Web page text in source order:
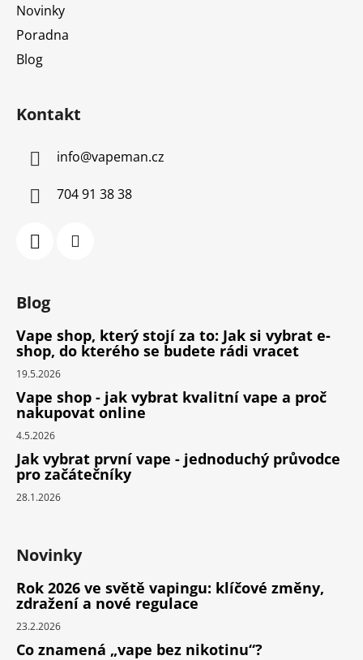
Novinky
Poradna
Blog
Kontakt
info@vapeman.cz
704 91 38 38
Blog
Vape shop, který stojí za to: Jak si vybrat e-
shop, do kterého se budete rádi vracet
19.5.2026
Vape shop - jak vybrat kvalitní vape a proč
nakupovat online
4.5.2026
Jak vybrat první vape - jednoduchý průvodce
pro začátečníky
28.1.2026
Novinky
Rok 2026 ve světě vapingu: klíčové změny,
zdražení a nové regulace
23.2.2026
Co znamená „vape bez nikotinu“?